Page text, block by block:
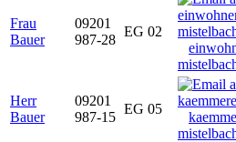
Frau
Bauer
09201
987-28
EG 02
Herr
Bauer
09201
987-15
EG 05